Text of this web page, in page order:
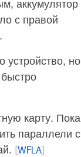
с правой
устройство, но
карту. Пока
параллели с
WFLA